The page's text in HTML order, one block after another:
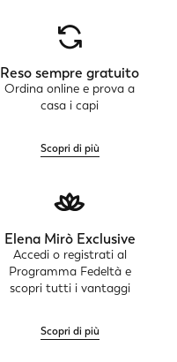
Reso sempre gratuito
Ordina online e prova a
casa i capi
Scopri di più
Elena Mirò Exclusive
Accedi o registrati al
Programma Fedeltà e
scopri tutti i vantaggi
Scopri di più